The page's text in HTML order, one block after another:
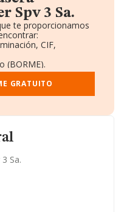
Sa.
Spv 3 Sa.
te proporcionamos
CIF,
(BORME).
y Empleados.
Administradores.
complementaria.
GRATUITO